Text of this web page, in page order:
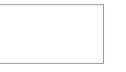
szereplő képek
jellegűek, és nem minősülnek